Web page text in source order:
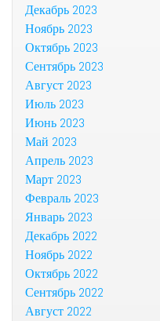
Декабрь 2023
Ноябрь 2023
Октябрь 2023
Сентябрь 2023
Август 2023
Июль 2023
Июнь 2023
Май 2023
Апрель 2023
Март 2023
Февраль 2023
Январь 2023
Декабрь 2022
Ноябрь 2022
Октябрь 2022
Сентябрь 2022
Август 2022